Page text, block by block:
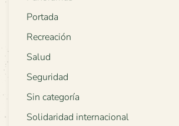
Portada
Recreación
Salud
Seguridad
Sin categoría
Solidaridad internacional